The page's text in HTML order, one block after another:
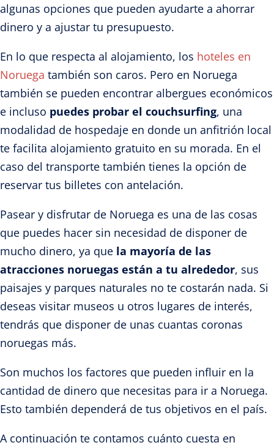
algunas opciones que pueden ayudarte a ahorrar
dinero y a ajustar tu presupuesto.
En lo que respecta al alojamiento, los hoteles en
Noruega también son caros. Pero en Noruega
también se pueden encontrar albergues económicos
e incluso puedes probar el couchsurfing, una
modalidad de hospedaje en donde un anfitrión local
te facilita alojamiento gratuito en su morada. En el
caso del transporte también tienes la opción de
reservar tus billetes con antelación.
Pasear y disfrutar de Noruega es una de las cosas
que puedes hacer sin necesidad de disponer de
mucho dinero, ya que la mayoría de las
atracciones noruegas están a tu alrededor, sus
paisajes y parques naturales no te costarán nada. Si
deseas visitar museos u otros lugares de interés,
tendrás que disponer de unas cuantas coronas
noruegas más.
Son muchos los factores que pueden influir en la
cantidad de dinero que necesitas para ir a Noruega.
Esto también dependerá de tus objetivos en el país.
A continuación te contamos cuánto cuesta en